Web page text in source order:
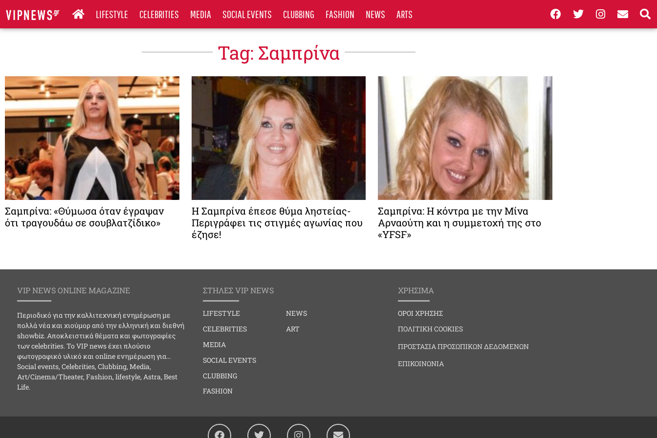
LIFESTYLE CELEBRITIES MEDIA SOCIAL EVENTS CLUBBING FASHION NEWS ARTS
Tag: Σαμπρίνα
Σαμπρίνα: «Θύμωσα όταν έγραψαν
ότι τραγουδάω σε σουβλατζίδικο»
Η Σαμπρίνα έπεσε θύμα ληστείας-
Περιγράφει τις στιγμές αγωνίας που
έζησε!
Σαμπρίνα: Η κόντρα με την Μίνα
Αρναούτη και η συμμετοχή της στο
«YFSF»
VIP NEWS ONLINE MAGAZINE
Περιοδικό για την καλλιτεχνική ενημέρωση με
πολλά νέα και χιούμορ από την ελληνική και διεθνή
showbiz. Αποκλειστικά θέματα και φωτογραφίες
των celebrities. Το VIP news έχει πλούσιο
φωτογραφικό υλικό και online ενημέρωση για…
Social events, Celebrities, Clubbing, Media,
Art/Cinema/Theater, Fashion, lifestyle, Astra, Best
Life.
ΣΤΗΛΕΣ VIP NEWS
LIFESTYLE
CELEBRITIES
MEDIA
SOCIAL EVENTS
CLUBBING
FASHION
NEWS
ART
ΧΡΗΣΙΜΑ
ΟΡΟΙ ΧΡΗΣΗΣ
ΠΟΛΙΤΙΚΗ COOKIES
ΠΡΟΣΤΑΣΙΑ ΠΡΟΣΩΠΙΚΩΝ ΔΕΔΟΜΕΝΩΝ
ΕΠΙΚΟΙΝΩΝΙΑ